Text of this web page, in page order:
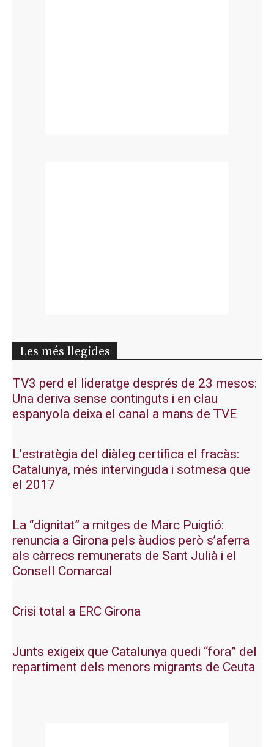
Les més llegides
TV3 perd el lideratge després de 23 mesos:
Una deriva sense continguts i en clau
espanyola deixa el canal a mans de TVE
L’estratègia del diàleg certifica el fracàs:
Catalunya, més intervinguda i sotmesa que
el 2017
La “dignitat” a mitges de Marc Puigtió:
renuncia a Girona pels àudios però s’aferra
als càrrecs remunerats de Sant Julià i el
Consell Comarcal
Crisi total a ERC Girona
Junts exigeix que Catalunya quedi “fora” del
repartiment dels menors migrants de Ceuta